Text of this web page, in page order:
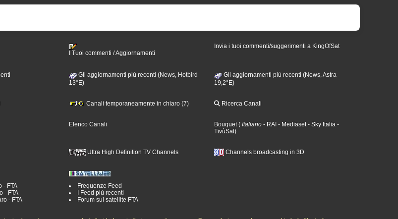
I Tuoi commenti / Aggiornamenti
Invia i tuoi commenti/suggerimenti a KingOfSat
Gli aggiornamenti più recenti (News, Hotbird
13°E)
Gli aggiornamenti più recenti (News, Astra
19,2°E)
Canali temporaneamente in chiaro (7) Ricerca Canali
Elenco Canali Bouquet ( Italiano - RAI - Mediaset - Sky Italia -
TivùSat)
Ultra High Definition TV Channels Channels broadcasting in 3D
- FTA
- FTA
- FTA
Frequenze Feed
I Feed più recenti
Forum sul satellite FTA